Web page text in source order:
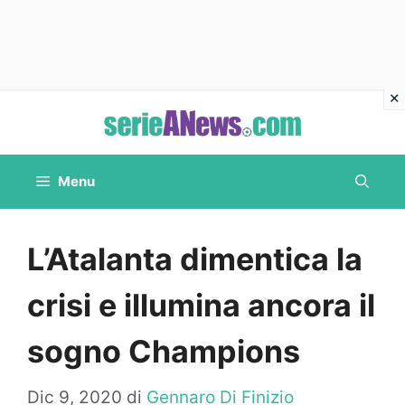
contenuto
Menu
L’Atalanta dimentica la
crisi e illumina ancora il
sogno Champions
Dic 9, 2020 di Gennaro Di Finizio